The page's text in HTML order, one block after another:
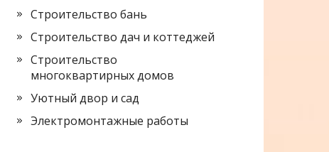
Строительство бань
Строительство дач и коттеджей
Строительство
многоквартирных домов
Уютный двор и сад
Электромонтажные работы